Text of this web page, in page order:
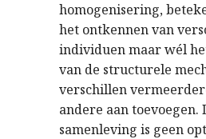
homogenisering,
het ontkennen van
individuen maar wél
van de structurele
verschillen
andere aan toevoegen.
samenleving is geen